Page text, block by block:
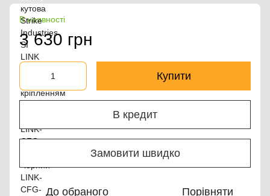
В наявності
3 630 грн
Купити
В кредит
Замовити швидко
До обраного Порівняти